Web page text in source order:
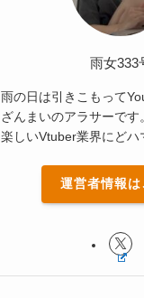
雨女333
雨の日は引きこもって
ざんまいのアラサーで
楽しいVtuber業界にどハ
運営者情報は